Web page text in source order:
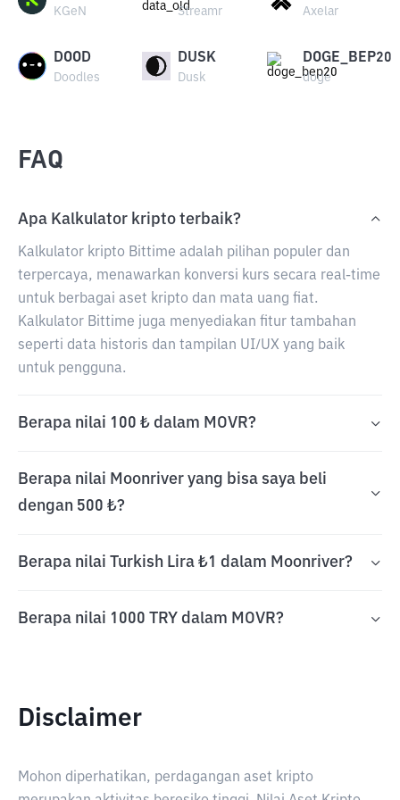
KGeN Streamr Axelar
DOOD
Doodles
DUSK
Dusk
DOGE_BEP20
doge
FAQ
Apa Kalkulator kripto terbaik?
Kalkulator kripto Bittime adalah pilihan populer dan
terpercaya, menawarkan konversi kurs secara real-time
untuk berbagai aset kripto dan mata uang fiat.
Kalkulator Bittime juga menyediakan fitur tambahan
seperti data historis dan tampilan UI/UX yang baik
untuk pengguna.
Berapa nilai 100 ₺ dalam MOVR?
Berapa nilai Moonriver yang bisa saya beli
dengan 500 ₺?
Berapa nilai Turkish Lira ₺1 dalam Moonriver?
Berapa nilai 1000 TRY dalam MOVR?
Disclaimer
Mohon diperhatikan, perdagangan aset kripto